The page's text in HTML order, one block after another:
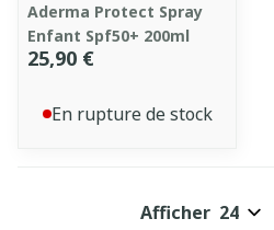
Aderma Protect Spray
Enfant Spf50+ 200ml
25,90 €
En rupture de stock
Afficher